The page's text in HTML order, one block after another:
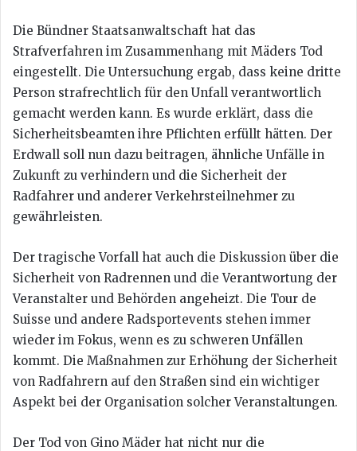
Die Bündner Staatsanwaltschaft hat das
Strafverfahren im Zusammenhang mit Mäders Tod
eingestellt. Die Untersuchung ergab, dass keine dritte
Person strafrechtlich für den Unfall verantwortlich
gemacht werden kann. Es wurde erklärt, dass die
Sicherheitsbeamten ihre Pflichten erfüllt hätten. Der
Erdwall soll nun dazu beitragen, ähnliche Unfälle in
Zukunft zu verhindern und die Sicherheit der
Radfahrer und anderer Verkehrsteilnehmer zu
gewährleisten.
Der tragische Vorfall hat auch die Diskussion über die
Sicherheit von Radrennen und die Verantwortung der
Veranstalter und Behörden angeheizt. Die Tour de
Suisse und andere Radsportevents stehen immer
wieder im Fokus, wenn es zu schweren Unfällen
kommt. Die Maßnahmen zur Erhöhung der Sicherheit
von Radfahrern auf den Straßen sind ein wichtiger
Aspekt bei der Organisation solcher Veranstaltungen.
Der Tod von Gino Mäder hat nicht nur die